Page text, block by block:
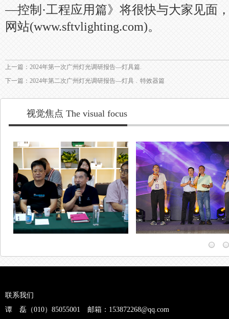
—控制·工程应用篇》将很快与大家见面
网站(www.sftvlighting.com)。
上一篇：2024年第一次广州灯光调研报告—灯具篇.
下一篇：2024年第二次广州灯光调研报告—灯具﹒特效器篇
联系我们
谭 磊（010）85055001 邮箱：153872268@qq.com